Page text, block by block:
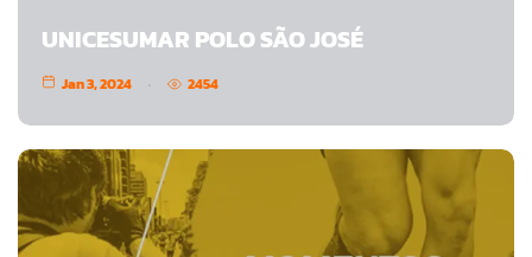
UNICESUMAR POLO SÃO JOSÉ
Jan 3, 2024 2454